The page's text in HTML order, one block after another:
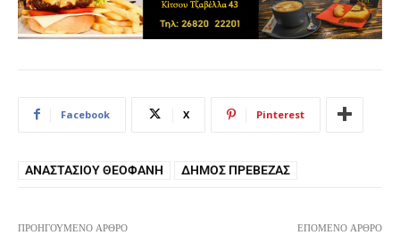
Facebook X Pinterest
ΑΝΑΣΤΑΣΊΟΥ ΘΕΟΦΆΝΗ ΔΉΜΟΣ ΠΡΈΒΕΖΑΣ
ΠΡΟΗΓΟΎΜΕΝΟ ΆΡΘΡΟ ΕΠΌΜΕΝΟ ΆΡΘΡΟ